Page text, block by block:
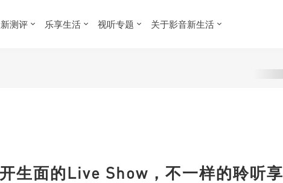
测评 乐享生活 视听专题 关于影音新生活
生面的Live Show，不一样的聆听享